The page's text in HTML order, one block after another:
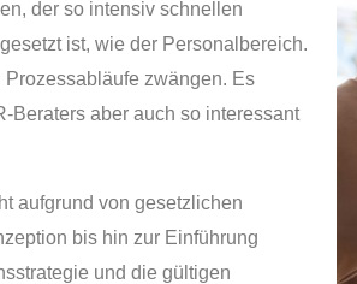
der so intensiv schnellen
ist, wie der Personalbereich.
zwängen. Es
Beraters aber auch so interessant
aufgrund von gesetzlichen
bis hin zur Einführung
und die gültigen